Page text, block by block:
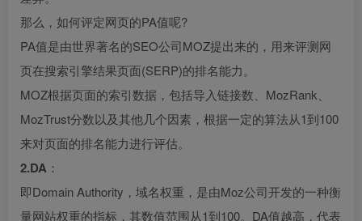
那么，如何评定网页的PA值呢?
PA值是由世界著名的SEO公司MOZ提出来的，用来评测网
页在搜索引擎结果页面(SERP)的排名能力。
MOZ根据页面的索引数据，包括导入链接数、MozRank、
MozTrust分数以及其他几个因素，根据一定的算法从1到100
来对页面的排名能力进行评估。
2.DA ：
即Domain Authority，域名权重，是由Moz公司开发的一种衡
量网站权重的指标，其数值范围从1到100。DA值越高，代表